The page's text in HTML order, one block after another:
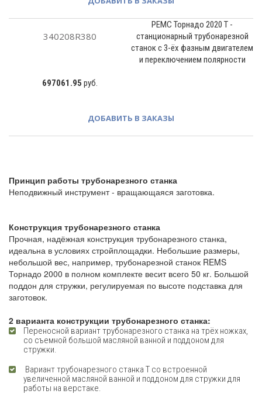
340208R380
РЕМС Торнадо 2020 T -
станционарный трубонарезной
станок с 3-ёх фазным двигателем
и переключением полярности
697061.95 руб.
ДОБАВИТЬ В ЗАКАЗЫ
Принцип работы трубонарезного станка
Неподвижный инструмент - вращающаяся заготовка.
Конструкция трубонарезного станка
Прочная, надёжная конструкция трубонарезного станка,
идеальна в условиях стройплощадки. Небольшие размеры,
небольшой вес, например, трубонарезной станок REMS
Торнадо 2000 в полном комплекте весит всего 50 кг. Большой
поддон для стружки, регулируемая по высоте подставка для
заготовок.
2 варианта конструкции трубонарезного станка:
Переносной вариант трубонарезного станка на трёх ножках,
со съемной большой масляной ванной и поддоном для
стружки.
Вариант трубонарезного станка Т со встроенной
увеличенной масляной ванной и поддоном для стружки для
работы на верстаке.